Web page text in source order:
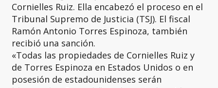
Cornielles Ruiz. Ella encabezó el proceso en el
Tribunal Supremo de Justicia (TSJ). El fiscal
Ramón Antonio Torres Espinoza, también
recibió una sanción.
«Todas las propiedades de Cornielles Ruiz y
de Torres Espinoza en Estados Unidos o en
posesión de estadounidenses serán